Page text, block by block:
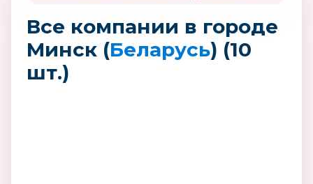
Все компании в городе
Минск (Беларусь) (10
шт.)